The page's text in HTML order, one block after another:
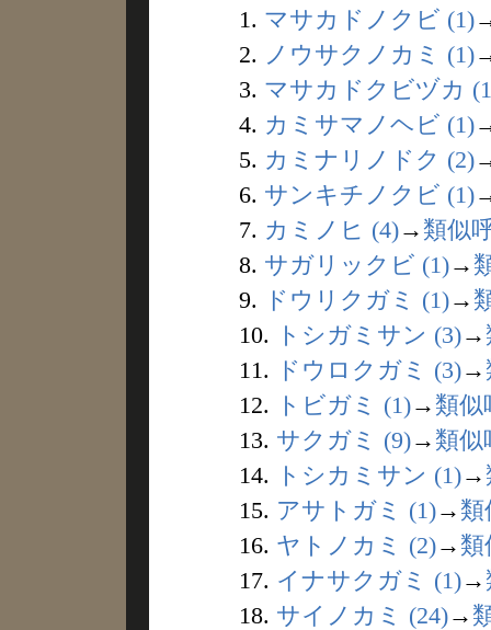
1. マサカドノクビ (1)
2. ノウサクノカミ (1)
3. マサカドクビヅカ
4. カミサマノヘビ (1)
5. カミナリノドク (2)
6. サンキチノクビ (1)
7. カミノヒ (4)→ 類似
8. サガリックビ (1)→
9.
ドウリクガミ (1)→
10.
トシガミサン (3)→
11.
ドウロクガミ (3)→
12.
トビガミ (1)→ 類似
13. サクガミ (9)→ 類似
14.
トシカミサン (1)→
15. アサトガミ (1)→ 類
16. ヤトノカミ (2)→ 類
17. イナサクガミ (1)→
18. サイノカミ (24)→